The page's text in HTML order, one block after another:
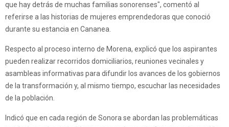
que hay detrás de muchas familias sonorenses", comentó al
referirse a las historias de mujeres emprendedoras que conoció
durante su estancia en Cananea.
Respecto al proceso interno de Morena, explicó que los aspirantes
pueden realizar recorridos domiciliarios, reuniones vecinales y
asambleas informativas para difundir los avances de los gobiernos
de la transformación y, al mismo tiempo, escuchar las necesidades
de la población.
Indicó que en cada región de Sonora se abordan las problemáticas